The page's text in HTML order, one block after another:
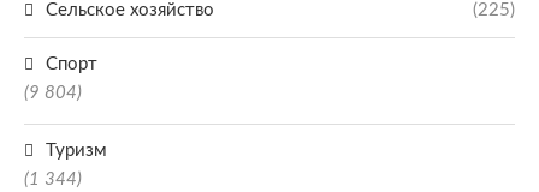
Сельское хозяйство (225)
Спорт
(9 804)
Туризм
(1 344)